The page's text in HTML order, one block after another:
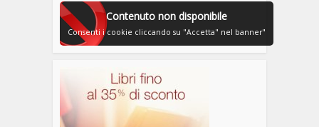
Contenuto non disponibile
Consenti i cookie cliccando su "Accetta" nel banner"